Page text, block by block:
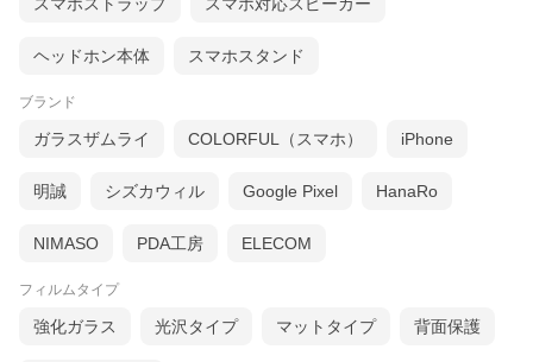
スマホストラップ スマホ対応スピーカー
ヘッドホン本体 スマホスタンド
ブランド
ガラスザムライ COLORFUL（スマホ） iPhone
明誠 シズカウィル Google Pixel HanaRo
NIMASO PDA工房 ELECOM
フィルムタイプ
強化ガラス 光沢タイプ マットタイプ 背面保護